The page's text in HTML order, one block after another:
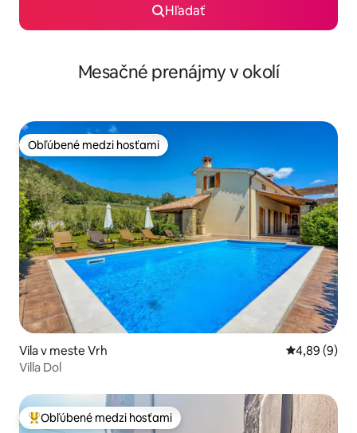
Hľadať
Mesačné prenájmy v okolí
Obľúbené medzi hosťami
Obľúbené medzi hosťami
Vila v meste Vrh Priemerné
4,89 (9)
Villa Dol
Najobľúbenejšie medzi hosťami
Obľúbené medzi hosťami